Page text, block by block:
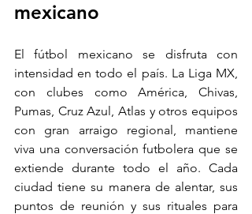
mexicano
El fútbol mexicano se disfruta con
intensidad en todo el país. La Liga MX,
con clubes como América, Chivas,
Pumas, Cruz Azul, Atlas y otros equipos
con gran arraigo regional, mantiene
viva una conversación futbolera que se
extiende durante todo el año. Cada
ciudad tiene su manera de alentar, sus
puntos de reunión y sus rituales para